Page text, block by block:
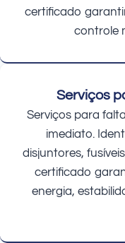
certificado
controle
Serviços
Serviços para
imediato.
disjuntores,
certificado
energia,